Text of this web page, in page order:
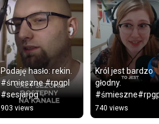
Podaję hasło: rekin.
#śmieszne #rpgpl
#sesjarpg
903 views
Król jest bardzo
głodny.
#sesjerpg
# #dnd #gaming
740 views